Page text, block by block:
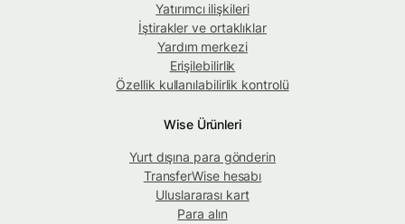
Yatırımcı ilişkileri
İştirakler ve ortaklıklar
Yardım merkezi
Erişilebilirlik
Özellik kullanılabilirlik kontrolü
Wise Ürünleri
Yurt dışına para gönderin
TransferWise hesabı
Uluslararası kart
Para alın